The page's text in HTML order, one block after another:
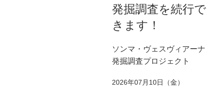
発掘調査を続行で
きます！
ソンマ・ヴェスヴィアーナ
発掘調査プロジェクト
2026年07月10日（金）